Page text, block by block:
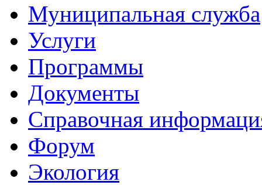
Муниципальная служба
Услуги
Программы
Документы
Справочная
Форум
Экология